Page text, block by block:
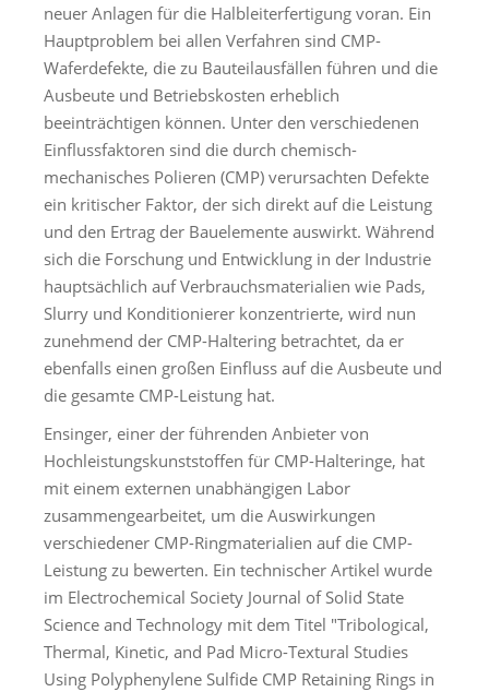
neuer Anlagen für die Halbleiterfertigung voran. Ein
Hauptproblem bei allen Verfahren sind CMP-
Waferdefekte, die zu Bauteilausfällen führen und die
Ausbeute und Betriebskosten erheblich
beeinträchtigen können. Unter den verschiedenen
Einflussfaktoren sind die durch chemisch-
mechanisches Polieren (CMP) verursachten Defekte
ein kritischer Faktor, der sich direkt auf die Leistung
und den Ertrag der Bauelemente auswirkt. Während
sich die Forschung und Entwicklung in der Industrie
hauptsächlich auf Verbrauchsmaterialien wie Pads,
Slurry und Konditionierer konzentrierte, wird nun
zunehmend der CMP-Haltering betrachtet, da er
ebenfalls einen großen Einfluss auf die Ausbeute und
die gesamte CMP-Leistung hat.
Ensinger, einer der führenden Anbieter von
Hochleistungskunststoffen für CMP-Halteringe, hat
mit einem externen unabhängigen Labor
zusammengearbeitet, um die Auswirkungen
verschiedener CMP-Ringmaterialien auf die CMP-
Leistung zu bewerten. Ein technischer Artikel wurde
im Electrochemical Society Journal of Solid State
Science and Technology mit dem Titel "Tribological,
Thermal, Kinetic, and Pad Micro-Textural Studies
Using Polyphenylene Sulfide CMP Retaining Rings in